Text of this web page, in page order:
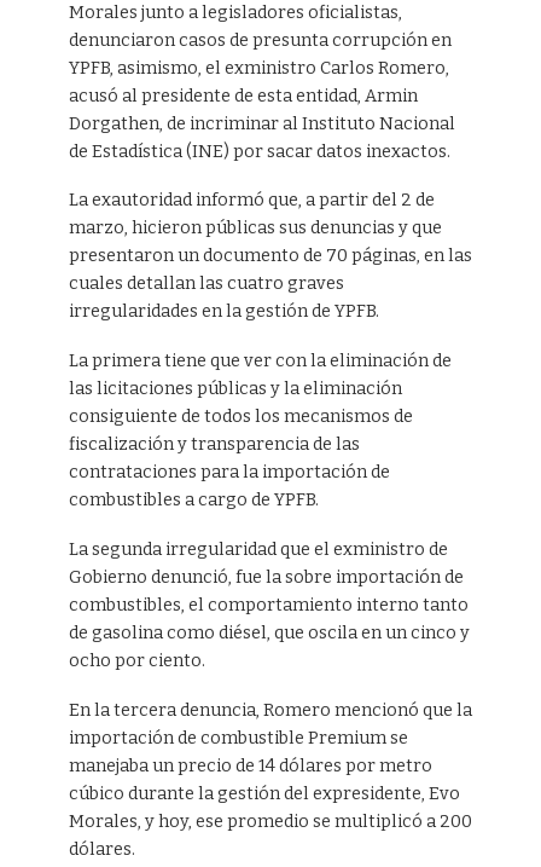
Morales junto a legisladores oficialistas,
denunciaron casos de presunta corrupción en
YPFB, asimismo, el exministro Carlos Romero,
acusó al presidente de esta entidad, Armin
Dorgathen, de incriminar al Instituto Nacional
de Estadística (INE) por sacar datos inexactos.
La exautoridad informó que, a partir del 2 de
marzo, hicieron públicas sus denuncias y que
presentaron un documento de 70 páginas, en las
cuales detallan las cuatro graves
irregularidades en la gestión de YPFB.
La primera tiene que ver con la eliminación de
las licitaciones públicas y la eliminación
consiguiente de todos los mecanismos de
fiscalización y transparencia de las
contrataciones para la importación de
combustibles a cargo de YPFB.
La segunda irregularidad que el exministro de
Gobierno denunció, fue la sobre importación de
combustibles, el comportamiento interno tanto
de gasolina como diésel, que oscila en un cinco y
ocho por ciento.
En la tercera denuncia, Romero mencionó que la
importación de combustible Premium se
manejaba un precio de 14 dólares por metro
cúbico durante la gestión del expresidente, Evo
Morales, y hoy, ese promedio se multiplicó a 200
dólares.